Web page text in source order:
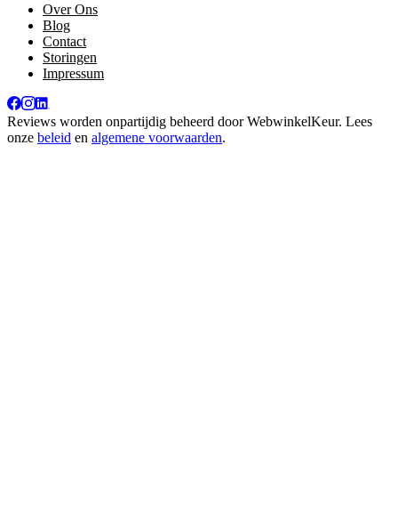
Over Ons
Blog
Contact
Storingen
Impressum
Reviews worden onpartijdig beheerd doorWebwinkelKeur. Lees
onze beleid en algemene voorwaarden.